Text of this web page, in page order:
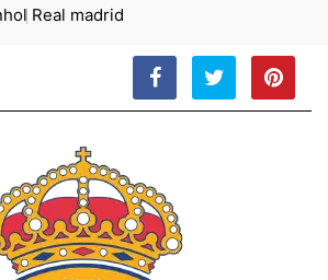
Real madrid